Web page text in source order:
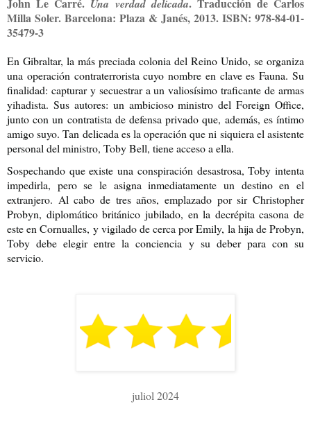
Una verdad delicada
Milla Soler. Barcelona: Plaza & Janés, 2013. ISBN: 978-84-01-
35479-3
En Gibraltar, la más preciada colonia del Reino Unido, se organiza
una operación contraterrorista cuyo nombre en clave es Fauna. Su
finalidad: capturar y secuestrar a un valiosísimo traficante de armas
yihadista. Sus autores: un ambicioso ministro del Foreign Office,
junto con un contratista de defensa privado que, además, es íntimo
amigo suyo. Tan delicada es la operación que ni siquiera el asistente
personal del ministro, Toby Bell, tiene acceso a ella.
Sospechando que existe una conspiración desastrosa, Toby intenta
impedirla, pero se le asigna inmediatamente un destino en el
extranjero. Al cabo de tres años, emplazado por sir Christopher
Probyn, diplomático británico jubilado, en la decrépita casona de
este en Cornualles, y vigilado de cerca por Emily, la hija de Probyn,
Toby debe elegir entre la conciencia y su deber para con su
servicio.
juliol 2024